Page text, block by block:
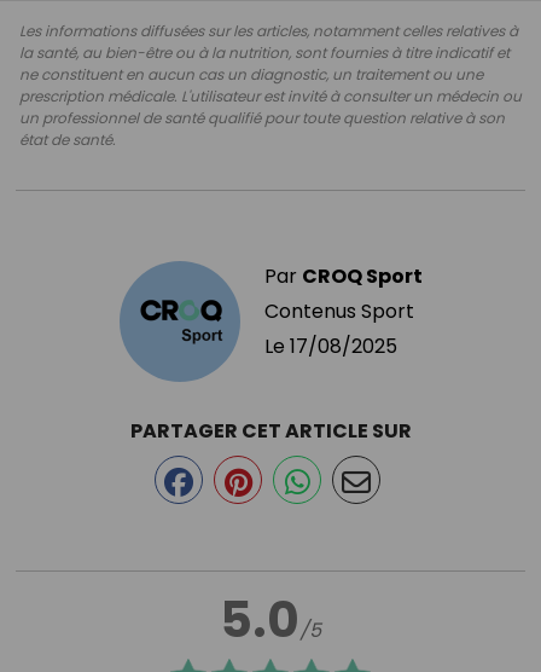
Les informations diffusées sur les articles, notamment celles relatives à
la santé, au bien-être ou à la nutrition, sont fournies à titre indicatif et
ne constituent en aucun cas un diagnostic, un traitement ou une
prescription médicale. L'utilisateur est invité à consulter un médecin ou
un professionnel de santé qualifié pour toute question relative à son
état de santé.
Par CROQ Sport
Contenus Sport
Le 17/08/2025
5.0/5
PARTAGER CET ARTICLE SUR